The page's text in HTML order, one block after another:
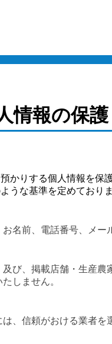
情報の保護
かりする個人情報を保
うな基準を定めておりま
名前、電話番号、メー
び、掲載店舗・生産農
しません。
、信頼がおける業者を